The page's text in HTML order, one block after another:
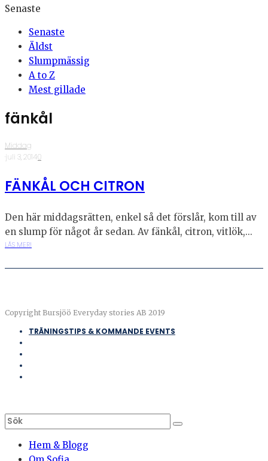
Senaste
Senaste
Äldst
Slumpmässig
A to Z
Mest gillade
fänkål
Middag
·juli 3, 2014·0
FÄNKÅL OCH CITRON
Den här middagsrätten, enkel så det förslår, kom till av
en slump för något år sedan. Av fänkål, citron, vitlök,...
LÄS MER!
Copyright Bursjöö Everyday stories AB 2019
TRÄNINGSTIPS & KOMMANDE EVENTS
Hem & Blogg